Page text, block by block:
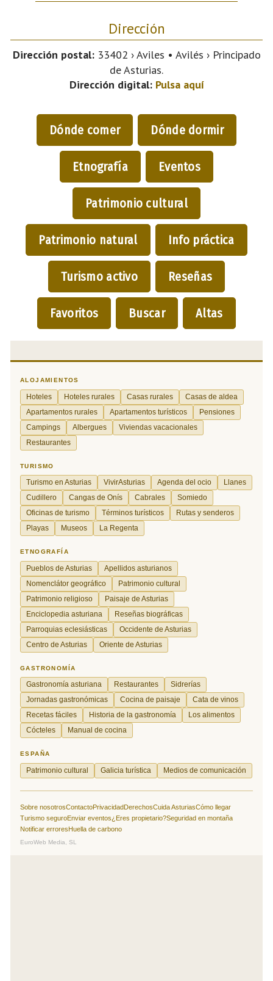
Dirección
Dirección postal:33402 › Aviles • Avilés › Principado
de Asturias.
Dirección digital: Pulsa aquí
Dónde comer Dónde dormir
Etnografía Eventos
Patrimonio cultural
Patrimonio natural Info práctica
Turismo activo Reseñas
Favoritos Buscar Altas